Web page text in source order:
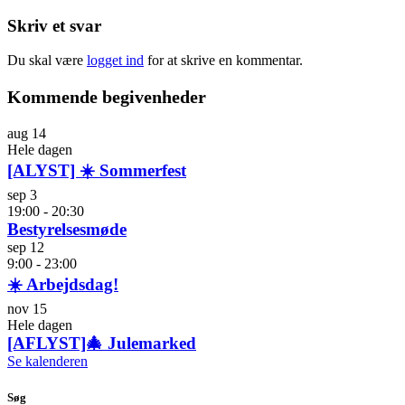
Skriv et svar
Du skal være logget ind for at skrive en kommentar.
Kommende begivenheder
aug 14
Hele dagen
[ALYST] ☀️ Sommerfest
sep 3
19:00 - 20:30
Bestyrelsesmøde
sep 12
9:00 - 23:00
☀️ Arbejdsdag!
nov 15
Hele dagen
[AFLYST]🎄 Julemarked
Se kalenderen
Søg